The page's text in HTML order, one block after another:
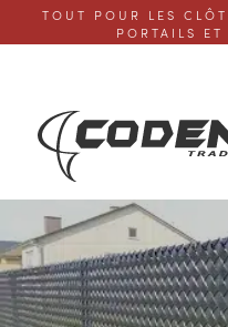
TOUT POUR LES
PORTAILS ET